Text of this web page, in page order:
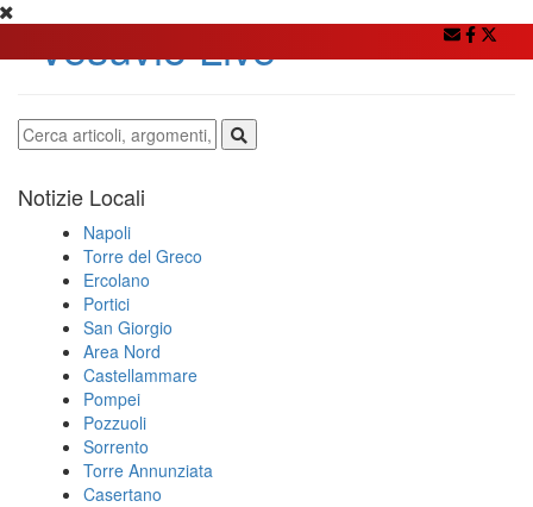
Notizie Locali
Napoli
Torre del Greco
Ercolano
Portici
San Giorgio
Area Nord
Castellammare
Pompei
Pozzuoli
Sorrento
Torre Annunziata
Casertano